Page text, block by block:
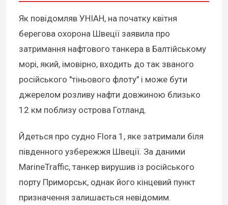
Як повідомляв УНІАН, на початку квітня
берегова охорона Швеції заявила про
затримання нафтового танкера в Балтійському
морі, який, імовірно, входить до так званого
російського "тіньового флоту" і може бути
джерелом розливу нафти довжиною близько
12 км поблизу острова Готланд.
Йдеться про судно Flora 1, яке затримали біля
південного узбережжя Швеції. За даними
MarineTraffic, танкер вирушив із російського
порту Приморськ, однак його кінцевий пункт
призначення залишається невідомим.